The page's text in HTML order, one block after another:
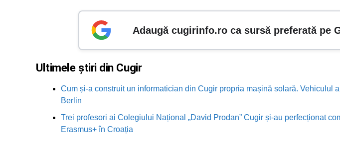
Adaugă cugirinfo.ro ca sursă preferată pe
Ultimele știri din Cugir
Cum și-a construit un informatician din Cugir propria mașină solară. Vehiculul
Berlin
Trei profesori ai Colegiului Național „David Prodan” Cugir și-au perfecționat
Erasmus+ în Croația